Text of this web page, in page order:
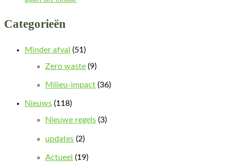
Categorieën
Minder afval (51)
Zero waste (9)
Milieu-impact (36)
Nieuws (118)
Nieuwe regels (3)
updates (2)
Actueel (19)